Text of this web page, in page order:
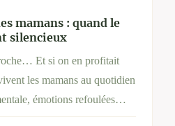
mamans : quand le
silencieux
Et si on en profitait
les mamans au quotidien
émotions refoulées…
d’écoute et propose des